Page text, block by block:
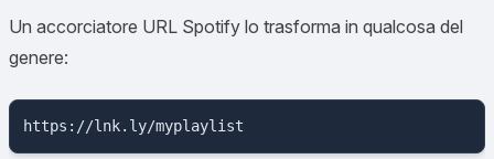
Un accorciatore URL Spotify lo trasforma in qualcosa del
genere: